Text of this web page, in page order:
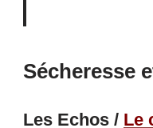
Sécheresse
Les Echos / Le